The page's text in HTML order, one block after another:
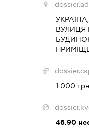
ВУЛИЦЯ
1 000
46.90